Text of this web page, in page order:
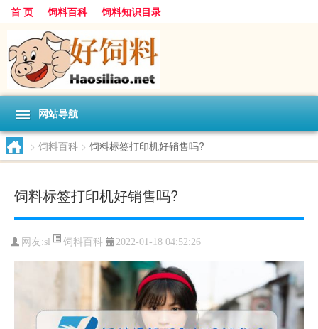
首 页 饲料百科 饲料知识目录
网站导航
> 饲料百科 > 饲料标签打印机好销售吗?
饲料标签打印机好销售吗?
网友:sl 饲料百科 2022-01-18 04:52:26